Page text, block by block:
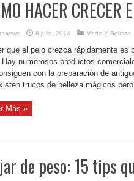
HACER CRECER
8 julio, 2014 Moda Y Belleza
que el pelo crezca rápidamente
numerosos productos
con la preparación de
trucos de belleza mágicos
Más »
de peso: 15 tips